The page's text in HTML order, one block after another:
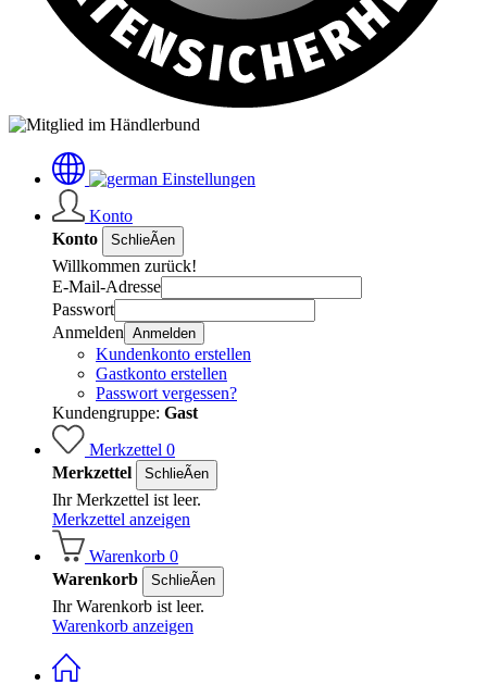
Einstellungen
Konto
Konto
SchlieÃen
Willkommen zurück!
E-Mail-Adresse
Passwort
Anmelden Anmelden
Kundenkonto erstellen
Gastkonto erstellen
Passwort vergessen?
Kundengruppe: Gast
Merkzettel 0
Merkzettel
SchlieÃen
Ihr Merkzettel ist leer.
Merkzettel anzeigen
Warenkorb 0
Warenkorb
SchlieÃen
Ihr Warenkorb ist leer.
Warenkorb anzeigen